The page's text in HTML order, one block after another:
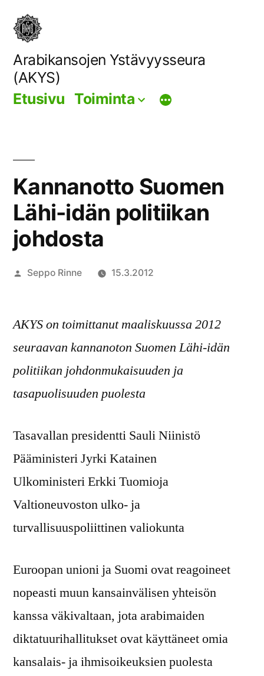
Siirry
sisältöön
Arabikansojen Ystävyysseura
(AKYS)
Etusivu Toiminta
Kannanotto Suomen
Lähi-idän politiikan
johdosta
Artikkelin
Seppo Rinne 15.3.2012
AKYS on toimittanut maaliskuussa 2012
seuraavan kannanoton Suomen Lähi-idän
politiikan johdonmukaisuuden ja
tasapuolisuuden puolesta
Tasavallan presidentti Sauli Niinistö
Pääministeri Jyrki Katainen
Ulkoministeri Erkki Tuomioja
Valtioneuvoston ulko- ja
turvallisuuspoliittinen valiokunta
Euroopan unioni ja Suomi ovat reagoineet
nopeasti muun kansainvälisen yhteisön
kanssa väkivaltaan, jota arabimaiden
diktatuurihallitukset ovat käyttäneet omia
kansalais- ja ihmisoikeuksien puolesta